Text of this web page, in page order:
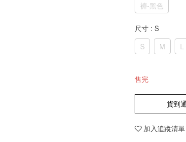
褲-黑色
尺寸 : S
S
M L
售完
貨到
加入追蹤清單